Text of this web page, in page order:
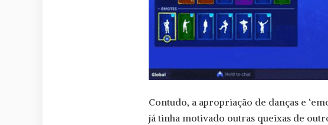
Contudo, a apropriação de danças e
já tinha motivado outras queixas de